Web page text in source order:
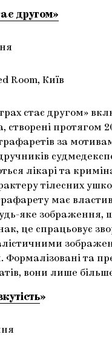
другом»
Room, Київ
стає другом»
створені протягом
за
лікарі та
тілесних
має
яке зображення,
це спрацьовує
Формалізовані та
вони лише
»